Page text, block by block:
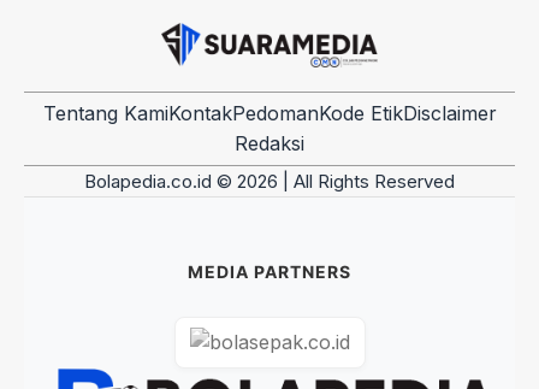
Tentang KamiKontakPedomanKode EtikDisclaimer
Redaksi
Bolapedia.co.id © 2026 | All Rights Reserved
MEDIA PARTNERS